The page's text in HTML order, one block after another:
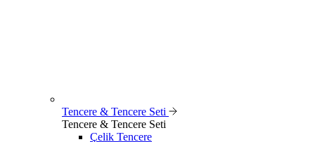
Tencere & Tencere Seti
Tencere & Tencere Seti
Çelik Tencere